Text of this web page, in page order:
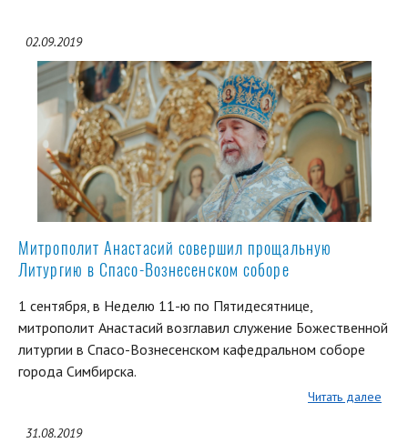
02.09.2019
Митрополит Анастасий совершил прощальную
Литургию в Спасо-Вознесенском соборе
1 сентября, в Неделю 11-ю по Пятидесятнице,
митрополит Анастасий возглавил служение Божественной
литургии в Спасо-Вознесенском кафедральном соборе
города Симбирска.
Читать далее
31.08.2019